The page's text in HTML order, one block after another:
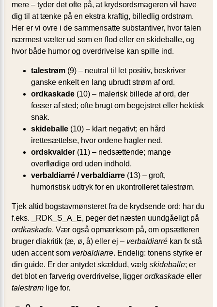
mere – tyder det ofte på, at krydsordsmageren vil have
dig til at tænke på en ekstra kraftig, billedlig ordstrøm.
Her er vi ovre i de sammensatte substantiver, hvor talen
nærmest vælter ud som en flod eller en skideballe, og
hvor både humor og overdrivelse kan spille ind.
talestrøm (9) – neutral til let positiv, beskriver
ganske enkelt en lang ubrudt strøm af ord.
ordkaskade (10) – malerisk billede af ord, der
fosser af sted; ofte brugt om begejstret eller hektisk
snak.
skideballe (10) – klart negativt; en hård
irettesættelse, hvor ordene hagler ned.
ordskvalder (11) – nedsættende; mange
overflødige ord uden indhold.
verbaldiarré / verbaldiarre (13) – groft,
humoristisk udtryk for en ukontrolleret talestrøm.
Tjek altid bogstavmønsteret fra de krydsende ord: har du
f.eks. _RDK_S_A_E, peger det næsten uundgåeligt på
ordkaskade. Vær også opmærksom på, om opsætteren
bruger diakritik (æ, ø, å) eller ej – verbaldiarré kan fx stå
uden accent som verbaldiarre. Endelig: tonens styrke er
din guide. Er der antydet skældud, vælg skideballe; er
det blot en farverig overdrivelse, ligger ordkaskade eller
talestrøm lige for.